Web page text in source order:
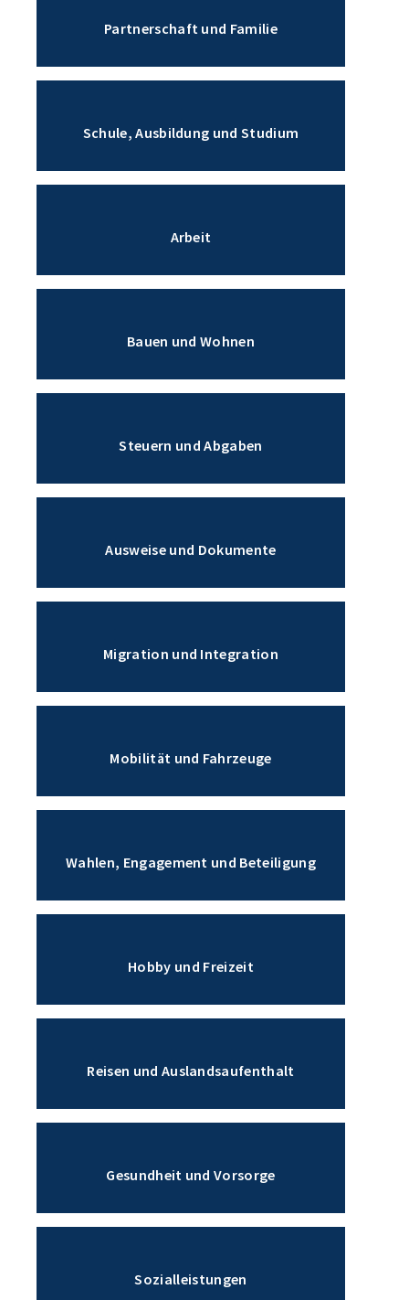
Partnerschaft und Familie
Schule, Ausbildung und Studium
Arbeit
Bauen und Wohnen
Steuern und Abgaben
Ausweise und Dokumente
Migration und Integration
Mobilität und Fahrzeuge
Wahlen, Engagement und Beteiligung
Hobby und Freizeit
Reisen und Auslandsaufenthalt
Gesundheit und Vorsorge
Sozialleistungen